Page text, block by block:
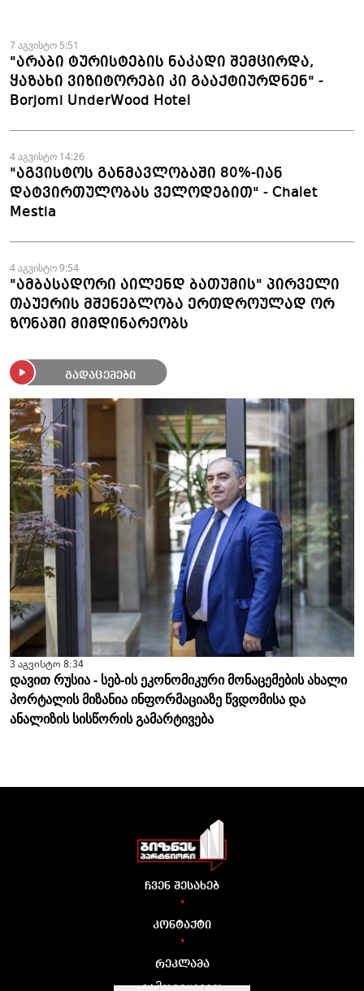
მომზადდა
7 აგვისტო 5:51
"არაბი ტურისტების ნაკადი შემცირდა,
ყაზახი ვიზიტორები კი გააქტიურდნენ" -
Borjomi UnderWood Hotel
4 აგვისტო 14:26
"აგვისტოს განმავლობაში 80%-იან
დატვირთულობას ველოდებით" - Chalet
Mestia
4 აგვისტო 9:54
"ამბასადორი აილენდ ბათუმის" პირველი
თაუერის მშენებლობა ერთდროულად ორ
ზონაში მიმდინარეობს
გადაცემები
3 აგვისტო 8:34
დავით რუსია - სებ-ის ეკონომიკური მონაცემების ახალი
პორტალის მიზანია ინფორმაციაზე წვდომისა და
ანალიზის სისწორის გამარტივება
ჩვენ შესახებ
•
კონტაქტი
•
რეკლამა
გამოგვყევით